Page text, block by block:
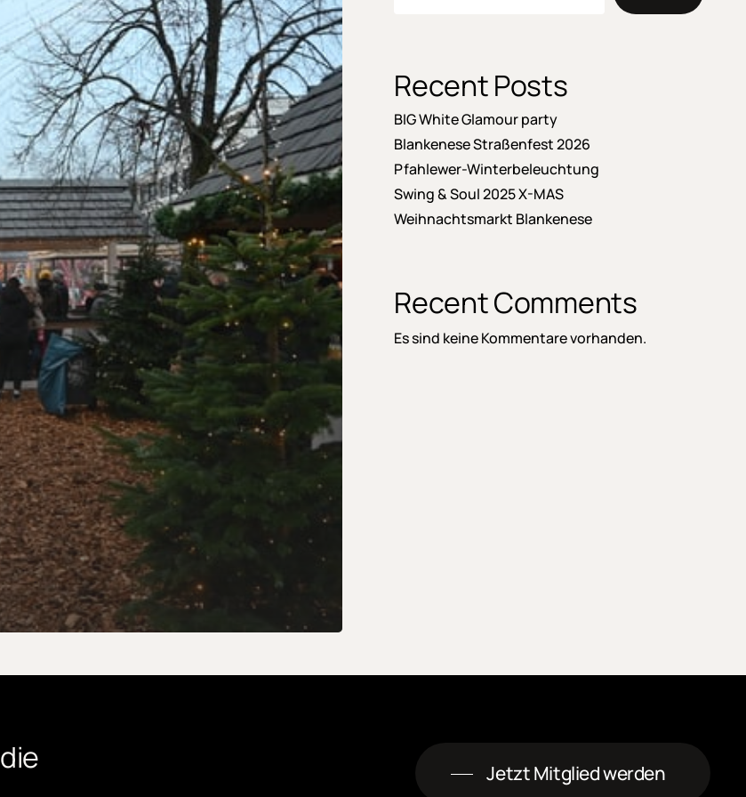
Recent Posts
BIG White Glamour party
Blankenese Straßenfest 2026
Pfahlewer-Winterbeleuchtung
Swing & Soul 2025 X-MAS
Weihnachtsmarkt Blankenese
Recent Comments
Es sind keine Kommentare vorhanden.
die
Jetzt Mitglied werden